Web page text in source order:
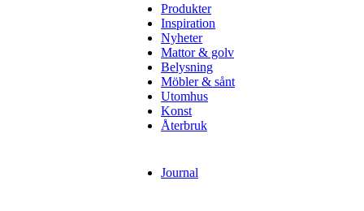
Produkter
Inspiration
Nyheter
Mattor & golv
Belysning
Möbler & sånt
Utomhus
Konst
Återbruk
Journal